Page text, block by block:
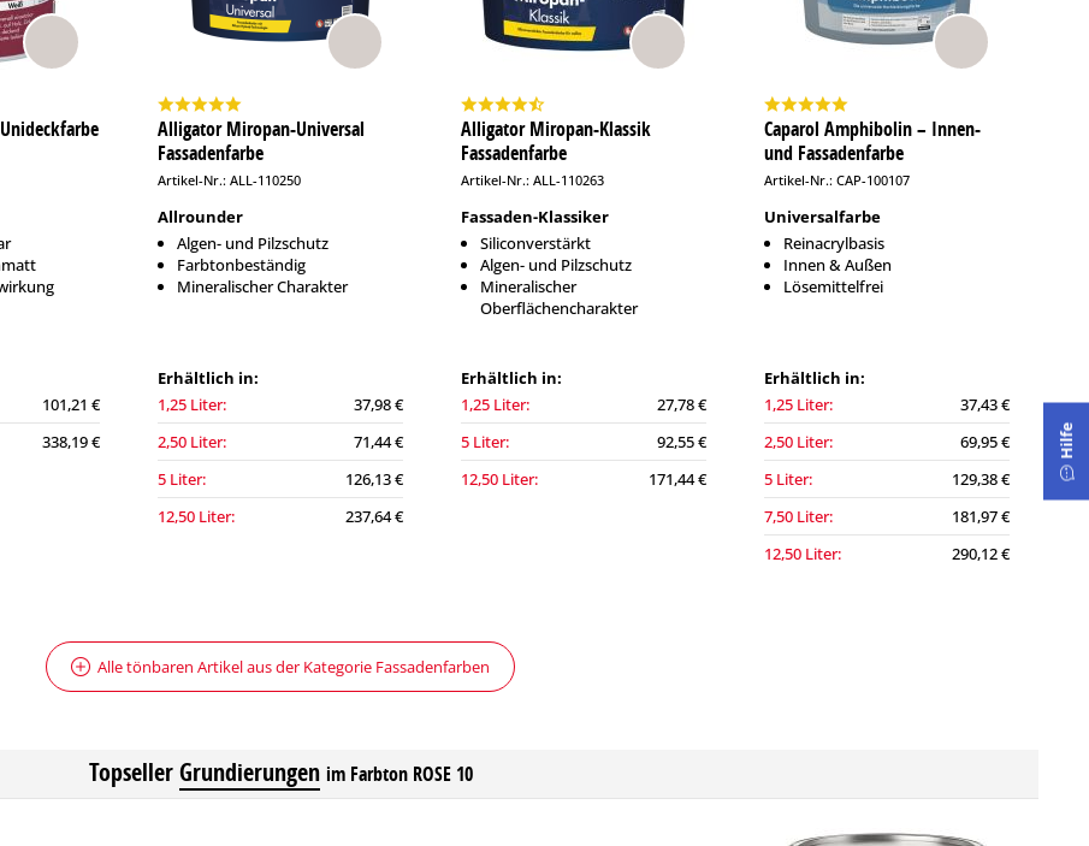
101,21 €
338,19 €
Alligator Miropan-Universal
Fassadenfarbe
Artikel-Nr.: ALL-110250
Allrounder
Algen- und Pilzschutz
Farbtonbeständig
Mineralischer Charakter
Erhältlich in:
1,25 Liter:
37,98 €
2,50 Liter:
71,44 €
5 Liter:
126,13 €
12,50 Liter:
237,64 €
Alligator Miropan-Klassik
Fassadenfarbe
Artikel-Nr.: ALL-110263
Fassaden-Klassiker
Siliconverstärkt
Algen- und Pilzschutz
Mineralischer
Oberflächencharakter
Erhältlich in:
1,25 Liter:
27,78 €
5 Liter:
92,55 €
12,50 Liter:
171,44 €
Caparol Amphibolin – Innen-
und Fassadenfarbe
Artikel-Nr.: CAP-100107
Universalfarbe
Reinacrylbasis
Innen & Außen
Lösemittelfrei
Erhältlich in:
1,25 Liter:
37,43 €
2,50 Liter:
69,95 €
5 Liter:
129,38 €
7,50 Liter:
181,97 €
12,50 Liter:
290,12 €
Alle tönbaren Artikel aus der Kategorie Fassadenfarben
Topseller Grundierungen im Farbton ROSE 10
Hilfe